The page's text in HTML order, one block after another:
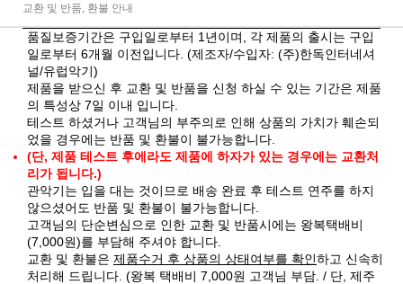
교환 및 반품, 환불 안내
품질보증기간은 구입일로부터 1년이며, 각 제품의 출시는 구입
일로부터 6개월 이전입니다. (제조자/수입자: (주)한독인터네셔
널/유럽악기)
제품을 받으신 후 교환 및 반품을 신청 하실 수 있는 기간은 제품
의 특성상 7일 이내 입니다.
테스트 하셨거나 고객님의 부주의로 인해 상품의 가치가 훼손되
었을 경우에는 반품 및 환불이 불가능합니다.
(단, 제품 테스트 후에라도 제품에 하자가 있는 경우에는 교환처
리가 됩니다.)
관악기는 입을 대는 것이므로 배송 완료 후 테스트 연주를 하지
않으셨어도 반품 및 환불이 불가능합니다.
고객님의 단순변심으로 인한 교환 및 반품시에는 왕복택배비
(7,000원)를 부담해 주셔야 합니다.
교환 및 환불은 제품수거 후 상품의 상태여부를 확인하고 신속히
처리해 드립니다. (왕복 택배비 7,000원 고객님 부담. / 단, 제주